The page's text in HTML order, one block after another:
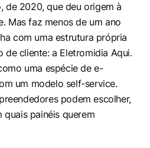
de 2020, que deu origem à
Mas faz menos de um ano
com uma estrutura própria
de cliente: a Eletromidia Aqui.
uma espécie dee-
um modelo self-service.
podem escolher,
painéis querem